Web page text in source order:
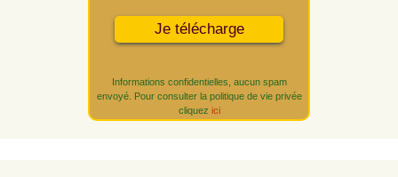
Informations confidentielles, aucun spam
envoyé. Pour consulter la politique de vie privée
cliquez ici